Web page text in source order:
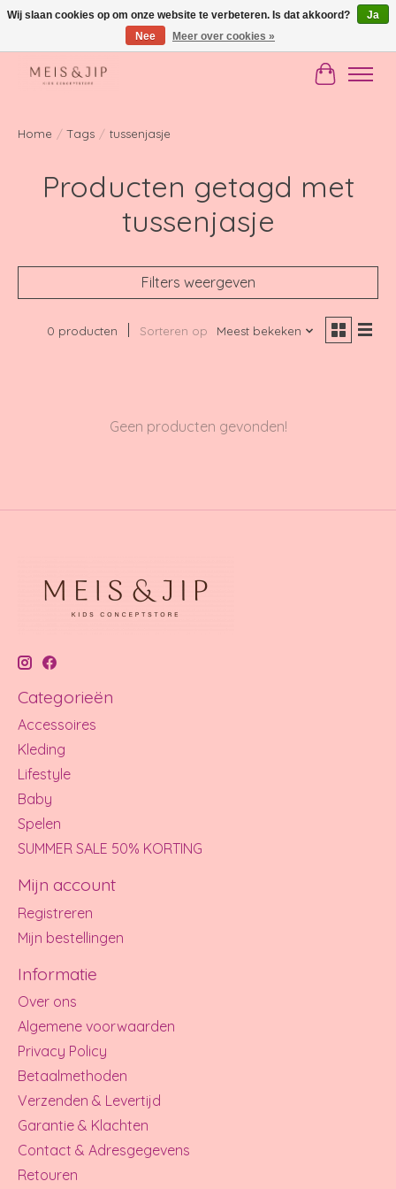
Gratis verzending in NL vanaf €150
Home / Tags / tussenjasje
Producten getagd met
tussenjasje
Filters weergeven
0 producten Sorteren op Meest bekeken
Geen producten gevonden!
Categorieën
Accessoires
Kleding
Lifestyle
Baby
Spelen
SUMMER SALE 50% KORTING
Mijn account
Registreren
Mijn bestellingen
Informatie
Over ons
Algemene voorwaarden
Privacy Policy
Betaalmethoden
Verzenden & Levertijd
Garantie & Klachten
Contact & Adresgegevens
Retouren
Wij slaan cookies op om onze website te verbeteren. Is dat akkoord?
Ja
Nee
Meer over cookies »